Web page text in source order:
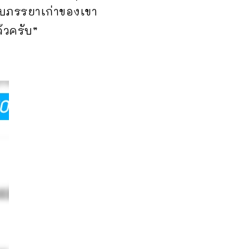
รยาเก่าของเขา
ครับ”